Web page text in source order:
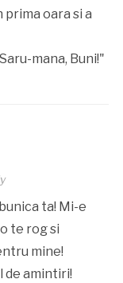
prima oara si a
mana, Buni!"
ta! Mi-e
te rog si
mine!
de amintiri!